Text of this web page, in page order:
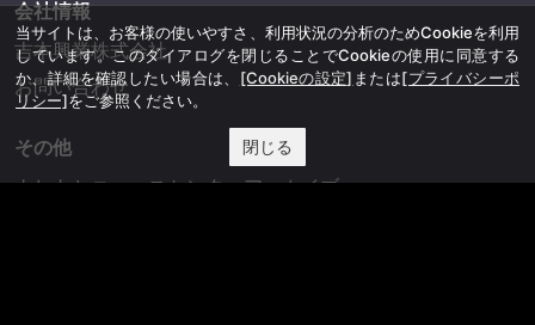
会社情報
吉本興業株式会社
お問い合わせ
その他
よしもとニュースセンターアーカイブ
当サイトは、お客様の使いやすさ、利用状況の分析のためCookieを利用
しています。このダイアログを閉じることでCookieの使用に同意する
か、詳細を確認したい場合は、 [Cookieの設定] または[プライバシーポ
リシー]をご参照ください。
閉じる